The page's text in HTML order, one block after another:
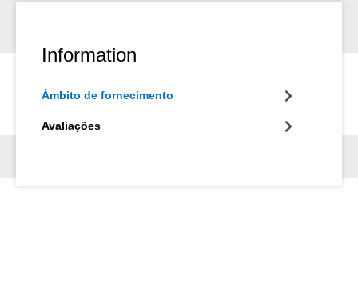
Information
Âmbito de fornecimento
Avaliações